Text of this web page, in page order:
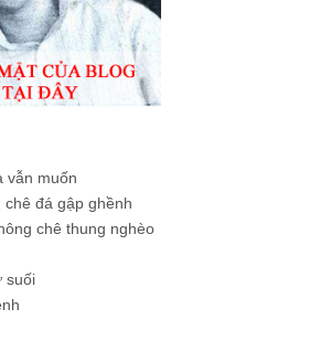
vẫn muốn
chê đá gập ghềnh
chê thung nghèo
suối